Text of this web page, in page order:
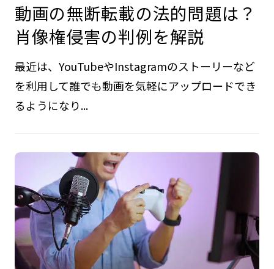
動画の無断転載の法的問題は？
肖像権侵害の判例を解説
最近は、YouTubeやInstagramのストーリーなど
を利用して誰でも動画を気軽にアップロードでき
るようになり...